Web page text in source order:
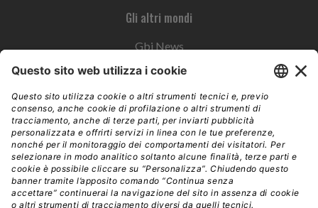
Gli altri mondi
Gbi News
Instoremag
Esplora il gruppo
Edra Edizioni
Edizioni LSWR
LSWR Group